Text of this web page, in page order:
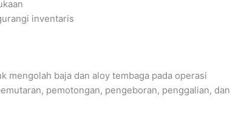
inventaris
mengolah baja dan aloy tembaga pada operasi
pemotongan, pengeboran, penggalian, dan